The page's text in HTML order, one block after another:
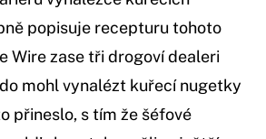
popisuje recepturu tohoto
Wire zase tři drogoví dealeri
mohl vynalézt kuřecí nugetky
přineslo, s tím že šéfové